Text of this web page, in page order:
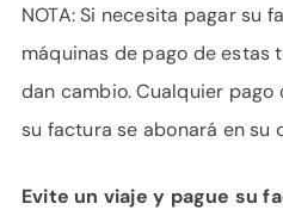
NOTA: Si necesita pagar su
máquinas de pago de estas
dan cambio. Cualquier
su factura se abonará en su
Evite un viaje y pague su